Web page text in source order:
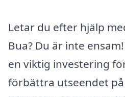
Letar du efter hjälp
Bua? Du är inte
en viktig investering
förbättra utseendet